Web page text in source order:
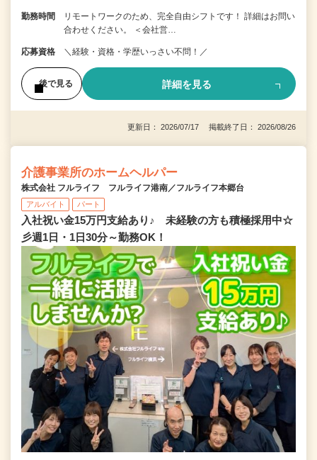
勤務時間
リモートワークのため、完全自由シフトです！ 詳細はお問い
合わせください。 ＜会社営…
応募資格 ＼経験・資格・学歴いっさい不問！／
後で見る 詳細を見る
更新日： 2026/07/17 掲載終了日： 2026/08/26
介護事業所のホームヘルパー
株式会社 フルライフ フルライフ港南／フルライフ本郷台
アルバイト パート
入社祝い金15万円支給あり♪ 未経験の方も積極採用中☆
彡週1日・1日30分～勤務OK！